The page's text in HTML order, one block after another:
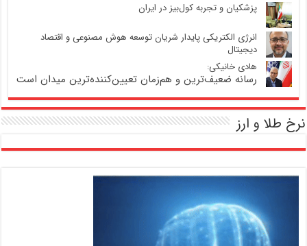
پزشکیان و تجربه کول‌بیز در ایران
انرژی الکتریکی پایدار شریان توسعه هوش مصنوعی و اقتصاد
دیجیتال
هادی خانیکی:
رسانه ضعیف‌ترین و هم‌زمان تعیین‌کننده‌ترین میدان است
نرخ طلا و ارز